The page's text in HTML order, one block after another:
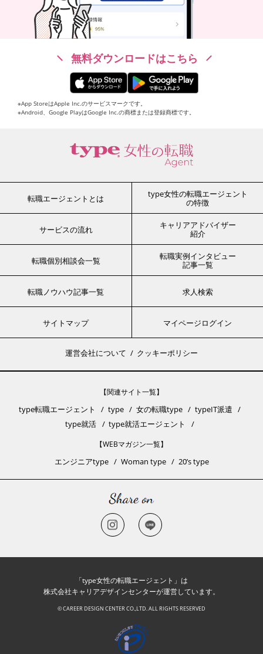
無料ダウンロードはこちら
※App StoreはApple Inc.のサービスマークです。
※Android、Google PlayはGoogle Inc.の商標または登録商標です。
転職エージェントとは
type女性の転職エージェント
の特徴
サービスの流れ
キャリアアドバイザー
紹介
転職個別相談会一覧
転職実例インタビュー
記事一覧
転職ノウハウ記事一覧 求人検索
サイトマップ マイページログイン
運営会社について クッキーポリシー
【関連サイト一覧】
type転職エージェント type 女の転職type
typeIT派遣
type就活
type就活エージェント
【WEBマガジン一覧】
エンジニアtype Woman type 20’s type
「type女性の転職エージェント」は
株式会社キャリアデザインセンターが運営しています。
© CAREER DESIGN CENTER CO.,LTD. ALL RIGHTS RESERVED